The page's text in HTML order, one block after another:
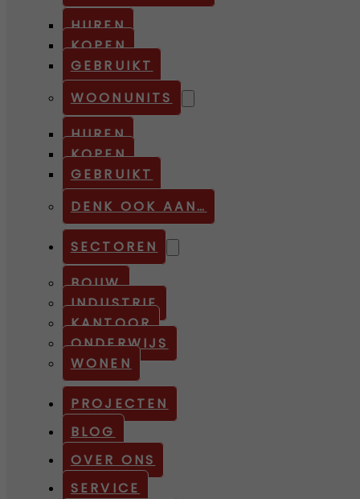
HUREN
KOPEN
GEBRUIKT
WOONUNITS
HUREN
KOPEN
GEBRUIKT
DENK OOK AAN…
SECTOREN
BOUW
INDUSTRIE
KANTOOR
ONDERWIJS
WONEN
PROJECTEN
BLOG
OVER ONS
SERVICE